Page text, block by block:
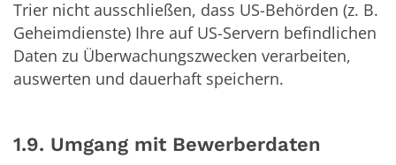
Trier nicht ausschließen, dass US-Behörden (z. B.
Geheimdienste) Ihre auf US-Servern befindlichen
Daten zu Überwachungszwecken verarbeiten,
auswerten und dauerhaft speichern.
1.9. Umgang mit Bewerberdaten